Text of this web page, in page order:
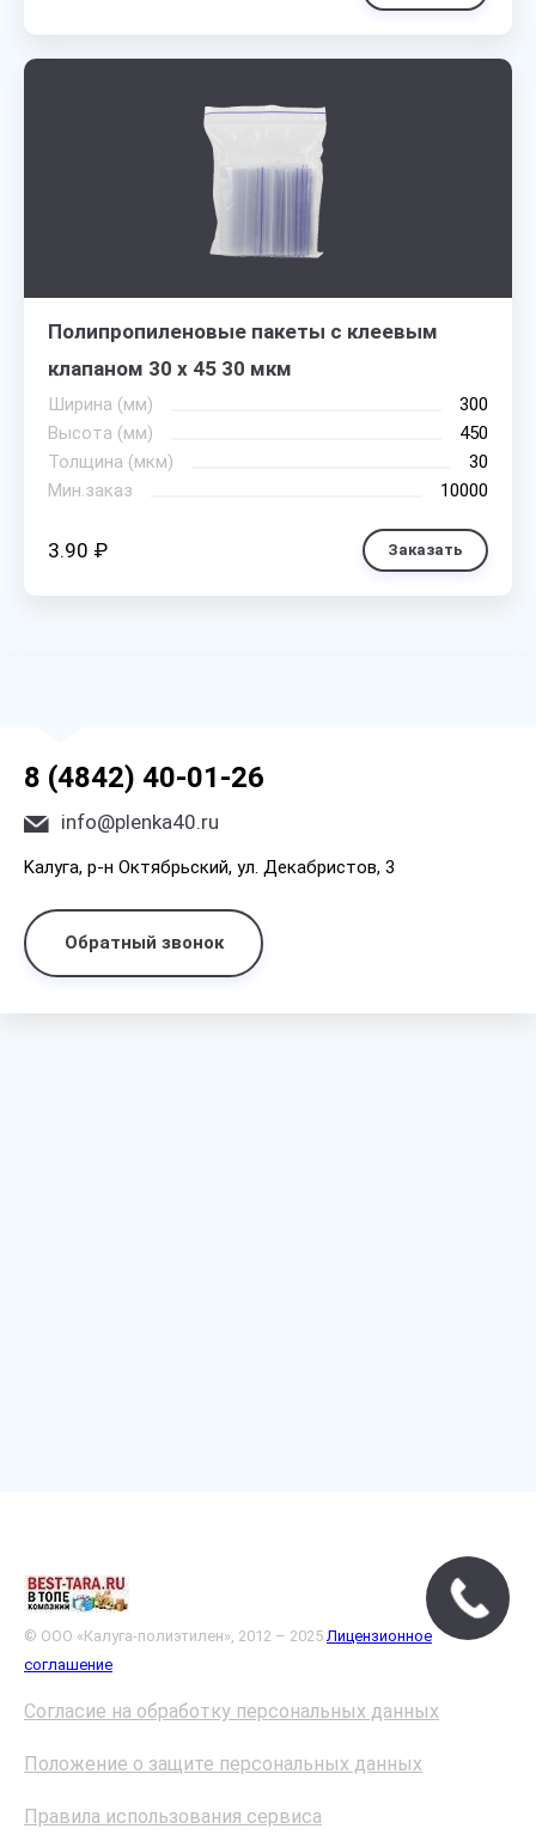
Полипропиленовые пакеты с клеевым
клапаном 30 х 45 30 мкм
Ширина (мм)
300
Высота (мм)
450
Толщина (мкм)
30
Мин.заказ
10000
3.90 ₽ Заказать
8 (4842) 40-01-26
info@plenka40.ru
Kaлyгa, p-н Oктябpьcкий, yл. Дeкaбpиcтoв, 3
Обратный звонок
© ООО «Калуга-полиэтилен», 2012 – 2025 Лицензионное
соглашение
Согласие на обработку персональных данных
Положение о защите персональных данных
Правила использования сервиса